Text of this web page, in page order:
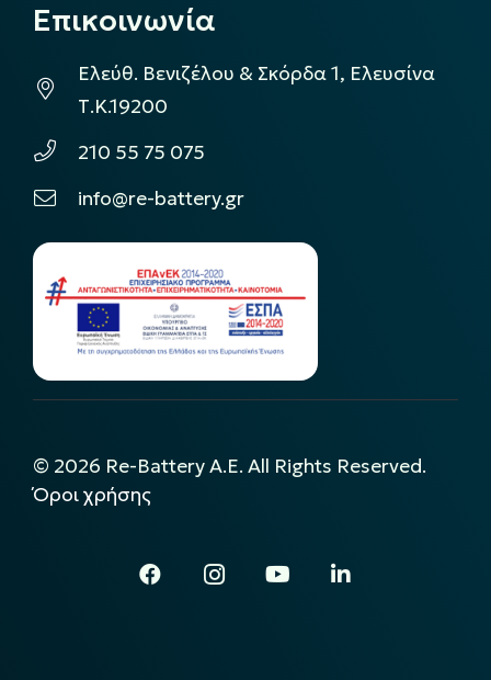
Επικοινωνία
Ελεύθ. Βενιζέλου & Σκόρδα 1, Ελευσίνα
Τ.Κ.19200
210 55 75 075
info@re-battery.gr
© 2026 Re-Battery A.E. All Rights Reserved.
Όροι χρήσης